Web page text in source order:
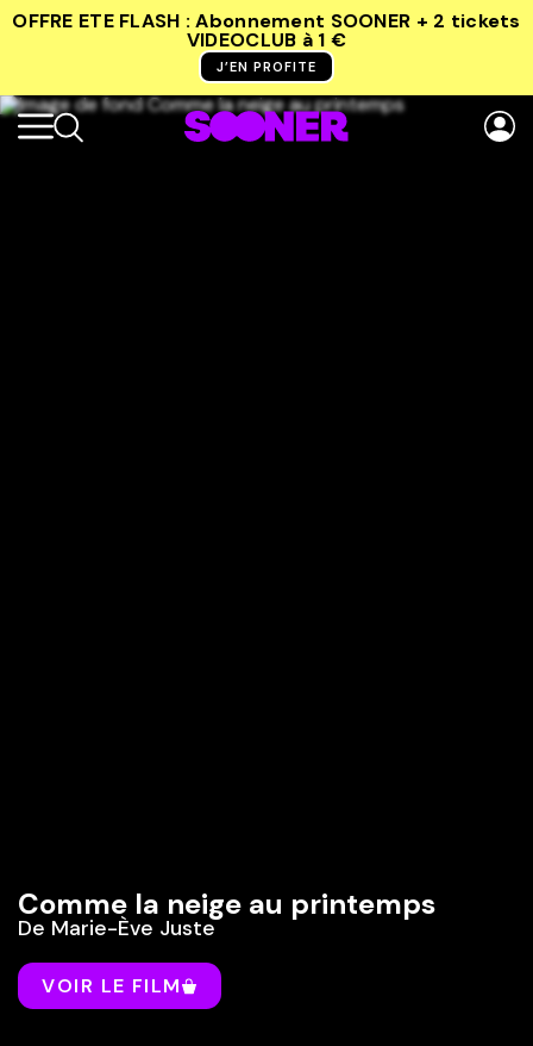
OFFRE ETE FLASH : Abonnement SOONER + 2 tickets
VIDEOCLUB à 1 €
J’EN PROFITE
Comme la neige au printemps
De Marie-Ève Juste
VOIR LE FILM